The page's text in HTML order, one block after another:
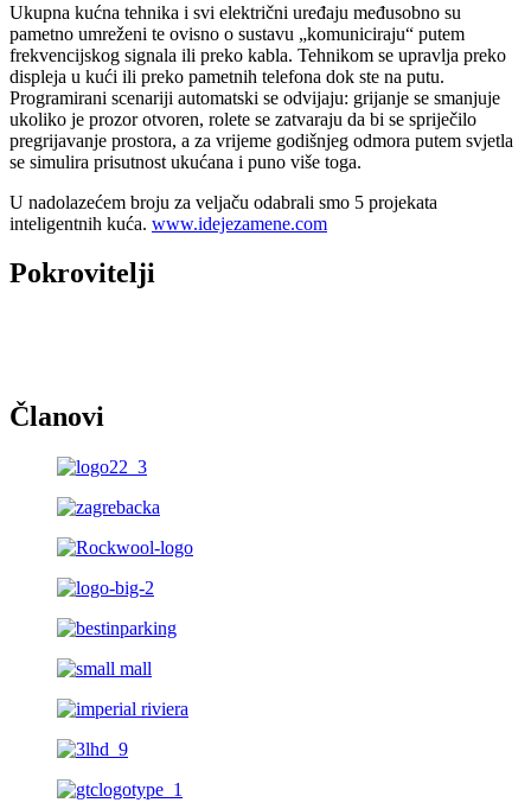
Ukupna kućna tehnika i svi električni uređaju međusobno su
pametno umreženi te ovisno o sustavu „komuniciraju“ putem
frekvencijskog signala ili preko kabla. Tehnikom se upravlja preko
displeja u kući ili preko pametnih telefona dok ste na putu.
Programirani scenariji automatski se odvijaju: grijanje se smanjuje
ukoliko je prozor otvoren, rolete se zatvaraju da bi se spriječilo
pregrijavanje prostora, a za vrijeme godišnjeg odmora putem svjetla
se simulira prisutnost ukućana i puno više toga.
U nadolazećem broju za veljaču odabrali smo 5 projekata
inteligentnih kuća. www.idejezamene.com
Pokrovitelji
Članovi